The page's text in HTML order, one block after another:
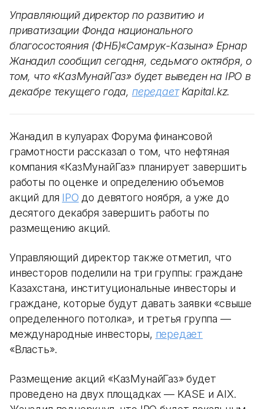
Управляющий директор по развитию и
приватизации Фонда национального
благосостояния (ФНБ)«Самрук-Казына» Ернар
Жанадил сообщил сегодня, седьмого октября, о
том, что «КазМунайГаз» будет выведен на IPO в
декабре текущего года, передаетKapital.kz.
Жанадил в кулуарах Форума финансовой
грамотности рассказал о том, что нефтяная
компания «КазМунайГаз» планирует завершить
работы по оценке и определению объемов
акций для IPO до девятого ноября, а уже до
десятого декабря завершить работы по
размещению акций.
Управляющий директор также отметил, что
инвесторов поделили на три группы: граждане
Казахстана, институциональные инвесторы и
граждане, которые будут давать заявки «свыше
определенного потолка», и третья группа —
международные инвесторы, передает
«Власть».
Размещение акций «КазМунайГаз» будет
проведено на двух площадках — KASE и AIX.